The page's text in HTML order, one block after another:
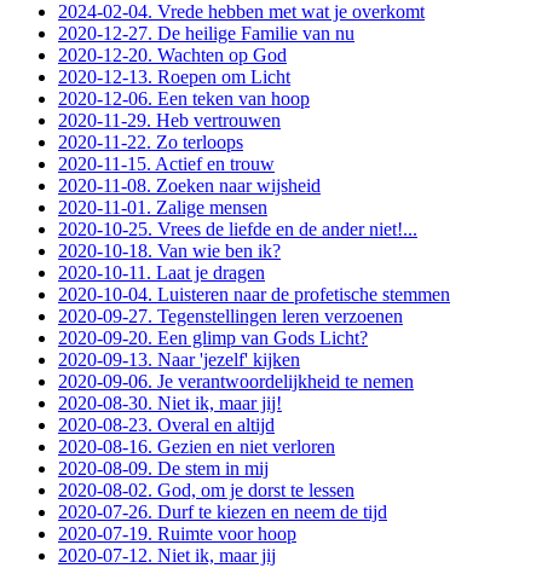
2024-02-04. Vrede hebben met wat je overkomt
2020-12-27. De heilige Familie van nu
2020-12-20. Wachten op God
2020-12-13. Roepen om Licht
2020-12-06. Een teken van hoop
2020-11-29. Heb vertrouwen
2020-11-22. Zo terloops
2020-11-15. Actief en trouw
2020-11-08. Zoeken naar wijsheid
2020-11-01. Zalige mensen
2020-10-25. Vrees de liefde en de ander niet!...
2020-10-18. Van wie ben ik?
2020-10-11. Laat je dragen
2020-10-04. Luisteren naar de profetische stemmen
2020-09-27. Tegenstellingen leren verzoenen
2020-09-20. Een glimp van Gods Licht?
2020-09-13. Naar 'jezelf' kijken
2020-09-06. Je verantwoordelijkheid te nemen
2020-08-30. Niet ik, maar jij!
2020-08-23. Overal en altijd
2020-08-16. Gezien en niet verloren
2020-08-09. De stem in mij
2020-08-02. God, om je dorst te lessen
2020-07-26. Durf te kiezen en neem de tijd
2020-07-19. Ruimte voor hoop
2020-07-12. Niet ik, maar jij